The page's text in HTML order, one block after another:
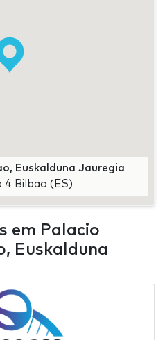
Euskalduna Jauregia
Bilbao (ES)
em Palacio
Euskalduna